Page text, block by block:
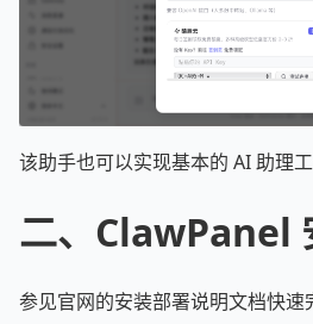
该助手也可以实现基本的 AI 助理工
二、ClawPanel
参见官网的安装部署说明文档快速